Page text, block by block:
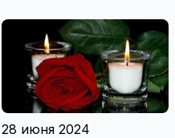
28 июня 2024